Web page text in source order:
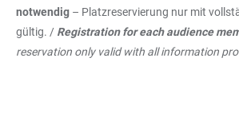
notwendig – Platzreservierung nur mit
gültig. / Registration for each audience
reservation only valid with all information